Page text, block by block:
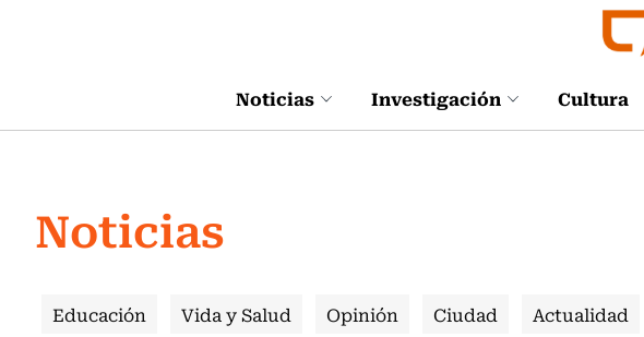
Noticias Investigación Cultura
Noticias
Educación Vida y Salud Opinión Ciudad Actualidad